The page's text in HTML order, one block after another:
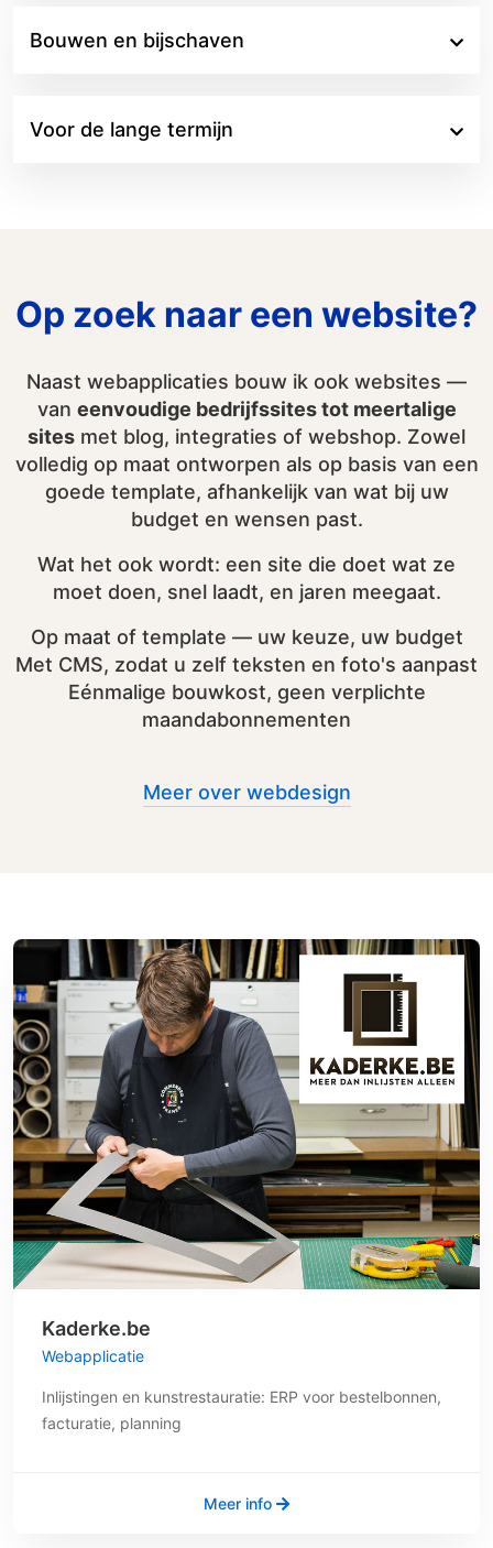
Bouwen en bijschaven
Voor de lange termijn
Op zoek naar een website?
Naast webapplicaties bouw ik ook websites —
van eenvoudige bedrijfssites tot meertalige
sites met blog, integraties of webshop. Zowel
volledig op maat ontworpen als op basis van een
goede template, afhankelijk van wat bij uw
budget en wensen past.
Wat het ook wordt: een site die doet wat ze
moet doen, snel laadt, en jaren meegaat.
Op maat of template — uw keuze, uw budget
Met CMS, zodat u zelf teksten en foto's aanpast
Eénmalige bouwkost, geen verplichte
maandabonnementen
Meer over webdesign
Kaderke.be
Webapplicatie
Inlijstingen en kunstrestauratie: ERP voor bestelbonnen,
facturatie, planning
Meer info